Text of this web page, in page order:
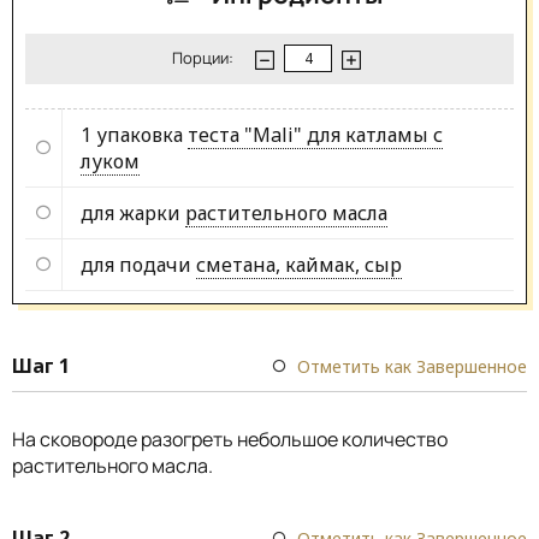
Порции:
1 упаковка теста "Mali" для катламы с
луком
для жарки растительного масла
для подачи сметана, каймак, сыр
Шаг 1 Отметить как Завершенное
На сковороде разогреть небольшое количество
растительного масла.